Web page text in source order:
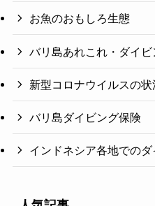
お魚のおもしろ生態
バリ島あれこれ・ダイ
新型コロナウイルスの状
バリ島ダイビング保険
インドネシア各地での